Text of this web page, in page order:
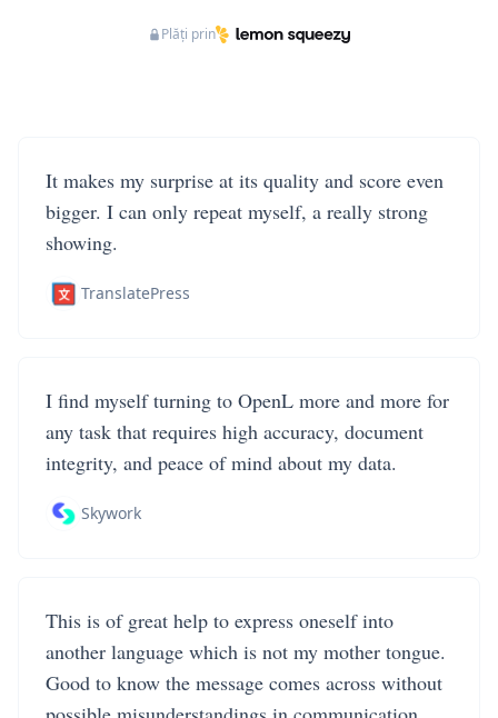
Plăți prin
It makes my surprise at its quality and score even
bigger. I can only repeat myself, a really strong
showing.
TranslatePress
I find myself turning to OpenL more and more for
any task that requires high accuracy, document
integrity, and peace of mind about my data.
Skywork
This is of great help to express oneself into
another language which is not my mother tongue.
Good to know the message comes across without